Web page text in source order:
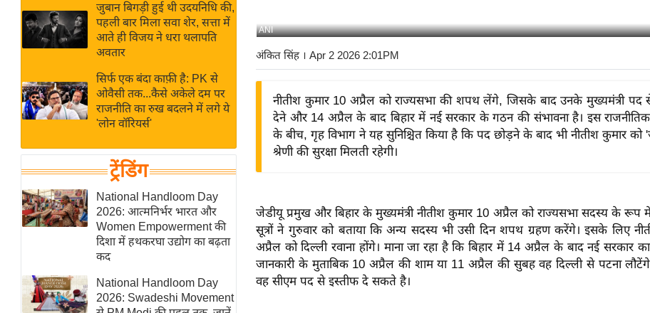
Hindi
Videos
IPL
2026
ई-पेपर
मिसाल बेमिसाल
शख्सियत
यंग इंडिया
साहित्य जगत
ऑटो वर्ल्ड
न्यूज ब्रीफ
मनोरंजन जगत
बॉलीवुड
हॉलीवुड
फिल्म समीक्षा
जुबान बिगड़ी हुई थी उदयनिधि की,
पहली बार मिला सवा शेर, सत्ता में
आते ही विजय ने धरा थलापति
अवतार
सिर्फ एक बंदा काफ़ी है: PK से
ओवैसी तक...कैसे अकेले दम पर
राजनीति का रुख बदलने में लगे ये
'लोन वॉरियर्स'
ट्रेंडिंग
National Handloom Day
2026: आत्मनिर्भर भारत और
Women Empowerment की
दिशा में हथकरघा उद्योग का बढ़ता
कद
National Handloom Day
2026: Swadeshi Movement
ANI
अंकित सिंह। Apr 2 2026 2:01PM
नीतीश कुमार 10 अप्रैल को राज्यसभा की शपथ लेंगे, जिसके बाद उनके मुख्यमंत्री पद
देने और 14 अप्रैल के बाद बिहार में नई सरकार के गठन की संभावना है। इस
के बीच, गृह विभाग ने यह सुनिश्चित किया है कि पद छोड़ने के बाद भी नीतीश कुमार
श्रेणी की सुरक्षा मिलती रहेगी।
जेडीयू प्रमुख और बिहार के मुख्यमंत्री नीतीश कुमार 10 अप्रैल को राज्यसभा सदस्य के
सूत्रों ने गुरुवार को बताया कि अन्य सदस्य भी उसी दिन शपथ ग्रहण करेंगे। इसके लिए
अप्रैल को दिल्ली रवाना होंगे। माना जा रहा है कि बिहार में 14 अप्रैल के बाद नई सरकार
जानकारी के मुताबिक 10 अप्रैल की शाम या 11 अप्रैल की सुबह वह दिल्ली से पटना
वह सीएम पद से इस्तीफ दे सकते है।